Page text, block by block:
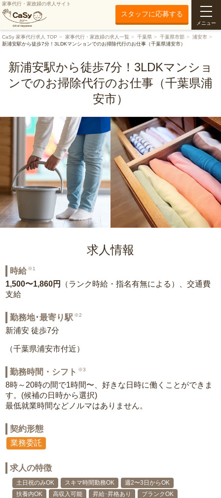
家事代行・家政婦の求人サイト
スタッフに応募する
メニュー
CaSy 家事代行求人 TOP 家事代行・家政婦の求人一覧 千葉県 千葉県市部
浦安市
新浦安駅から徒歩7分！3LDKマンションでのお掃除代行のお仕事（千葉県浦安市）
新浦安駅から徒歩7分！3LDKマンショ
ンでのお掃除代行のお仕事（千葉県浦
安市）
求人情報
時給 ※1
1,500〜1,860円
（ランク時給・指名有無による）、交通費
支給
勤務地･最寄り駅 ※2
新浦安 徒歩7分
（千葉県浦安市付近）
勤務時間・シフト ※3
8時～20時の間で1時間〜、好きな日時に働くことができま
す。(候補の日時から選択)
最低就業時間などノルマはありません。
契約形態
業務委託
求人の特徴
土日祝のみOK スキマ時間勤務OK
週2〜3日からOK
扶養内OK
高収入可能 昇給･昇格あり
ブランクOK